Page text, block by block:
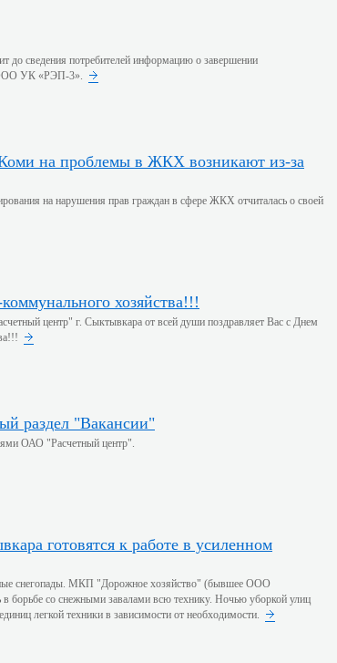
до сведения потребителей информацию о завершении
ООО УК «РЭП-3».
на нарушения прав граждан в сфере ЖКХ отчиталась о своей
хозяйства!!!
центр" г. Сыктывкара от всей души поздравляет Вас с Днем
раздел "Вакансии"
ОАО "Расчетный центр".
снегопады. МКП "Дорожное хозяйство" (бывшее ООО
в борьбе со снежными завалами всю технику. Ночью уборкой улиц
легкой техники в зависимости от необходимости.